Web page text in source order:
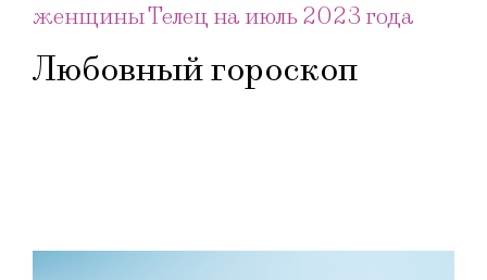
женщины Телец на июль 2023 года
Любовный гороскоп